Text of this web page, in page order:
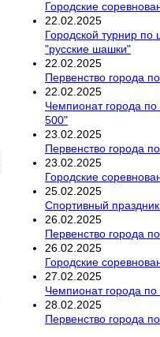
Городские
22 02 2025
Городской турнир
"русские шашки"
22 02 2025
Первенство города
22 02 2025
Чемпионат города по
500"
23 02 2025
Первенство города
23 02 2025
Городские
25 02 2025
Спортивный
26 02 2025
Первенство города
26 02 2025
Городские
27 02 2025
Чемпионат города
28 02 2025
Первенство города